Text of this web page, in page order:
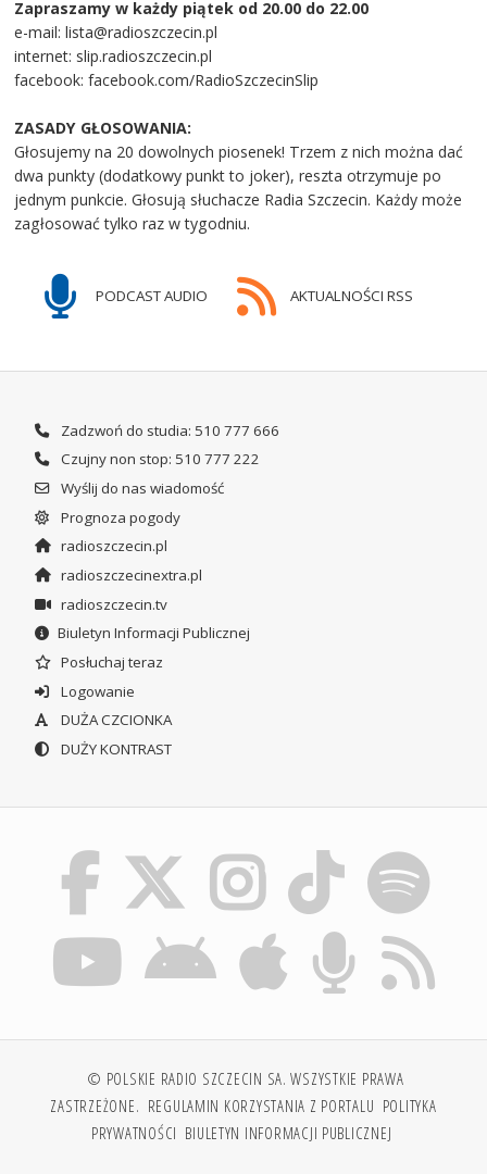
Zapraszamy w każdy piątek od 20.00 do 22.00
e-mail: lista@radioszczecin.pl
internet: slip.radioszczecin.pl
facebook: facebook.com/RadioSzczecinSlip
ZASADY GŁOSOWANIA:
Głosujemy na 20 dowolnych piosenek! Trzem z nich można dać
dwa punkty (dodatkowy punkt to joker), reszta otrzymuje po
jednym punkcie. Głosują słuchacze Radia Szczecin. Każdy może
zagłosować tylko raz w tygodniu.
PODCAST AUDIO AKTUALNOŚCI RSS
Zadzwoń do studia: 510 777 666
Czujny non stop: 510 777 222
Wyślij do nas wiadomość
Prognoza pogody
radioszczecin.pl
radioszczecinextra.pl
radioszczecin.tv
Biuletyn Informacji Publicznej
Posłuchaj teraz
Logowanie
DUŻA CZCIONKA
DUŻY KONTRAST
© POLSKIE RADIO SZCZECIN SA. WSZYSTKIE PRAWA
ZASTRZEŻONE. REGULAMIN KORZYSTANIA Z PORTALU POLITYKA
PRYWATNOŚCI BIULETYN INFORMACJI PUBLICZNEJ